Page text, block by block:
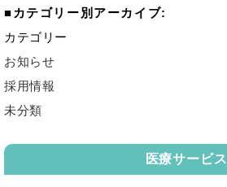
カテゴリー別アーカイブ:
カテゴリー
お知らせ
採用情報
未分類
医療サービス